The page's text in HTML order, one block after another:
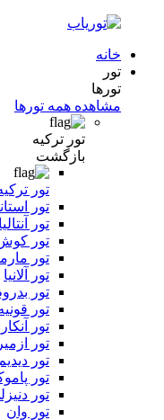
خانه
تور
تورها
مشاهده همه تورها
تور ترکیه
بازگشت
تور
تور
تور آنتالیا
تور
تور
تور آلانیا
تور
تور
تور آنکارا
تور ازمیر
تور دیدیم
تور
تور
تور وان